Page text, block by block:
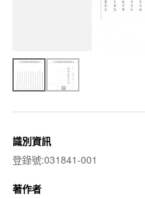
識別資訊
登錄號:031841-001
著作者